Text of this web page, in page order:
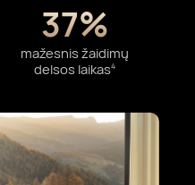
37%
mažesnis žaidimų
delsos laikas⁠4